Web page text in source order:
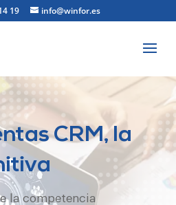
19 info@winfor.es
CRM, la
la competencia